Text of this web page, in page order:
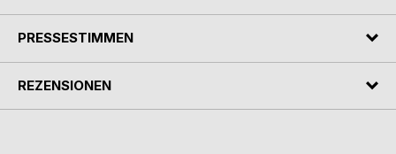
PRESSESTIMMEN
REZENSIONEN